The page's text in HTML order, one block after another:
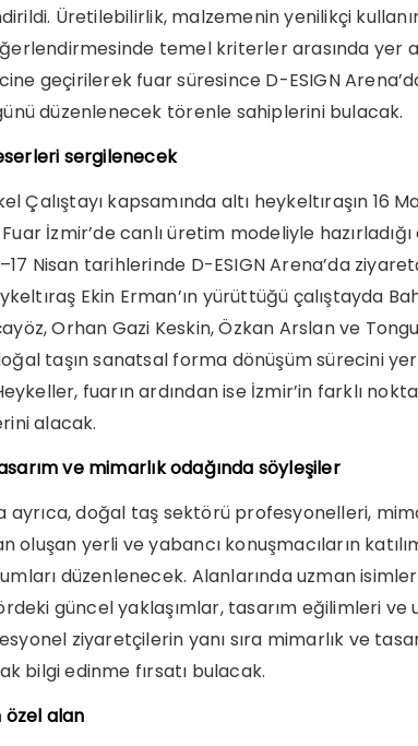
Üretilebilirlik, malzemenin yenilikçi
temel kriterler arasında yer
geçirilerek fuar süresince D-ESIGN
düzenlenecek törenle sahiplerini bulacak.
sergilenecek
Çalıştayı kapsamında altı heykeltıraşın 16
İzmir’de canlı üretim modeliyle
Nisan tarihlerinde D-ESIGN Arena’da
Ekin Erman’ın yürüttüğü çalıştayda
Orhan Gazi Keskin, Özkan Arslan ve
taşın sanatsal forma dönüşüm sürecini
fuarın ardından ise İzmir’in farklı
alacak.
ve mimarlık odağında söyleşiler
ayrıca, doğal taş sektörü profesyonelleri,
oluşan yerli ve yabancı konuşmacıların
düzenlenecek. Alanlarında uzman
güncel yaklaşımlar, tasarım eğilimleri ve
ziyaretçilerin yanı sıra mimarlık ve
bilgi edinme fırsatı bulacak.
özel alan